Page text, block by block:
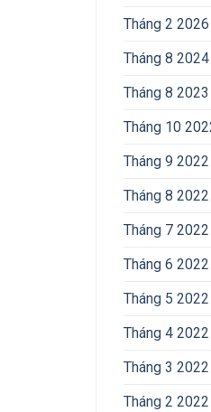
Tháng 2 2026
Tháng 8 2024
Tháng 8 2023
Tháng 10
Tháng 9 2022
Tháng 8 2022
Tháng 7 2022
Tháng 6 2022
Tháng 5 2022
Tháng 4 2022
Tháng 3 2022
Tháng 2 2022